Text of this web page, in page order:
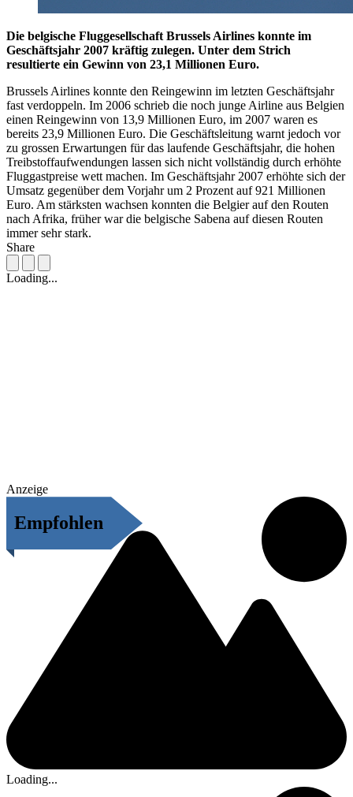
Die belgische Fluggesellschaft Brussels Airlines konnte im
Geschäftsjahr 2007 kräftig zulegen. Unter dem Strich
resultierte ein Gewinn von 23,1 Millionen Euro.
Brussels Airlines konnte den Reingewinn im letzten Geschäftsjahr
fast verdoppeln. Im 2006 schrieb die noch junge Airline aus Belgien
einen Reingewinn von 13,9 Millionen Euro, im 2007 waren es
bereits 23,9 Millionen Euro. Die Geschäftsleitung warnt jedoch vor
zu grossen Erwartungen für das laufende Geschäftsjahr, die hohen
Treibstoffaufwendungen lassen sich nicht vollständig durch erhöhte
Fluggastpreise wett machen. Im Geschäftsjahr 2007 erhöhte sich der
Umsatz gegenüber dem Vorjahr um 2 Prozent auf 921 Millionen
Euro. Am stärksten wachsen konnten die Belgier auf den Routen
nach Afrika, früher war die belgische Sabena auf diesen Routen
immer sehr stark.
Share
Loading...
Anzeige
Empfohlen
Loading...